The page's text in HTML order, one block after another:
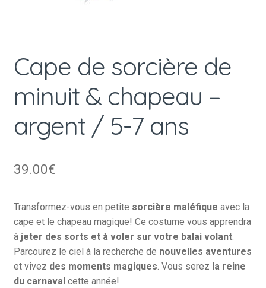
Cape de sorcière de
minuit & chapeau –
argent / 5-7 ans
39.00€
Transformez-vous en petite sorcière maléfique avec la
cape et le chapeau magique! Ce costume vous apprendra
à jeter des sorts et à voler sur votre balai volant.
Parcourez le ciel à la recherche de nouvelles aventures
et vivez des moments magiques. Vous serez la reine
du carnavalcette année!